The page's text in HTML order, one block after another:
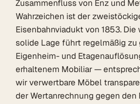
Zusammenfluss von Enz und
Wahrzeichen ist der
Eisenbahnviadukt von 1853.
solide Lage führt regelmäßig zu
Eigenheim- und
erhaltenem Mobiliar —
wir verwertbare Möbel
der Wertanrechnung gegen den